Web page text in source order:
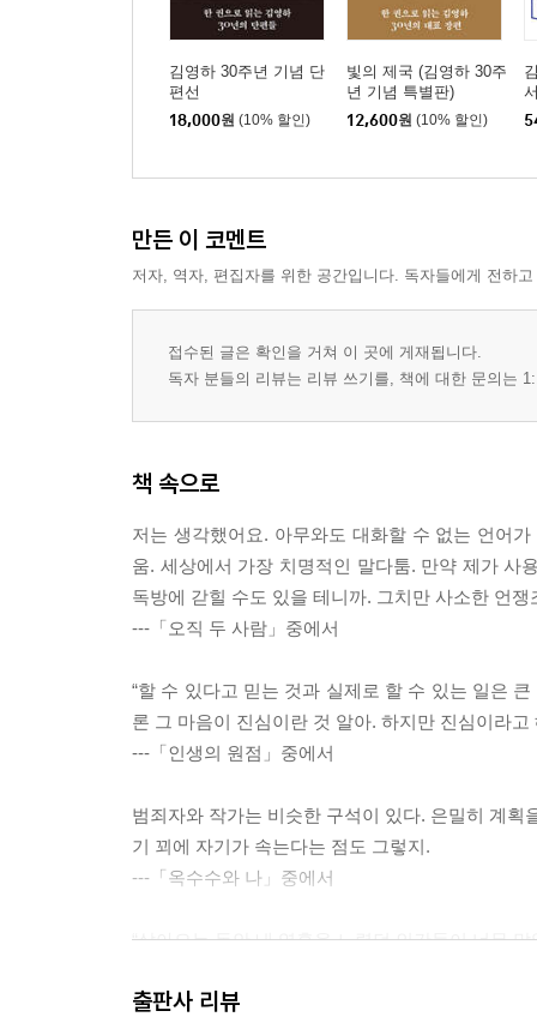
김영하 30주년 기념 단
편선
18,000원 (10% 할인)
빛의 제국 (김영하 30주
년 기념 특별판)
12,600원 (10% 할인)
만든 이 코멘트
저자, 역자, 편집자를 위한 공간입니다. 독자들에게 전하
접수된 글은 확인을 거쳐 이 곳에 게재됩니다.
독자 분들의 리뷰는 리뷰 쓰기를, 책에 대한 문의는
책 속으로
저는 생각했어요. 아무와도 대화할 수 없는 언어
움. 세상에서 가장 치명적인 말다툼. 만약 제가 사
독방에 갇힐 수도 있을 테니까. 그치만 사소한 언
---「오직 두 사람」중에서
“할 수 있다고 믿는 것과 실제로 할 수 있는 일은
론 그 마음이 진심이란 것 알아. 하지만 진심이라
---「인생의 원점」중에서
범죄자와 작가는 비슷한 구석이 있다. 은밀히 계
기 꾀에 자기가 속는다는 점도 그렇지.
---「옥수수와 나」중에서
“살아오는 동안 내 영혼을 노렸던 인간들이 너무 많
“그렇지, 주먹이 날아오면 이렇게 잘도 피하면서
출판사 리뷰